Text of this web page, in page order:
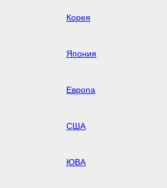
Корея
Япония
Европа
США
ЮВА